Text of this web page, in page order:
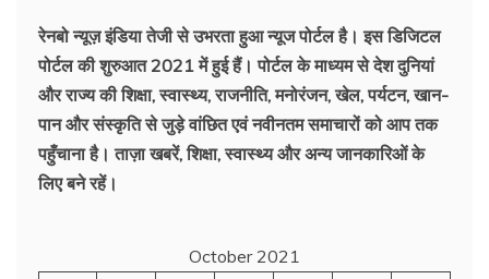
रेनबो न्यूज़ इंडिया तेजी से उभरता हुआ न्‍यूज पोर्टल है। इस डिजिटल
पोर्टल की शुरुआत 2021 में हुई हैं। पोर्टल के माध्यम से देश दुनियां
और राज्य की शिक्षा, स्वास्थ्य, राजनीति, मनोरंजन, खेल, पर्यटन, खान-
पान और संस्कृति से जुड़े वांछित एवं नवीनतम समाचारों को आप तक
पहुँचाना है। ताज़ा खबरें, शिक्षा, स्वास्थ्य और अन्य जानकारिओं के
लिए बने रहें।
October 2021